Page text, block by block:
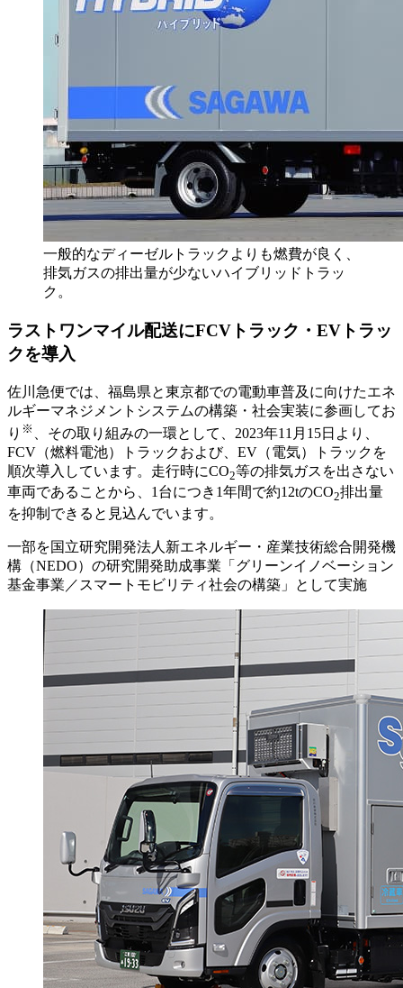
一般的なディーゼルトラックよりも燃費が良く、
排気ガスの排出量が少ないハイブリッドトラッ
ク。
ラストワンマイル配送にFCVトラック・EVトラッ
クを導入
佐川急便では、福島県と東京都での電動車普及に向けたエネ
ルギーマネジメントシステムの構築・社会実装に参画してお
り ※
、その取り組みの一環として、2023年11月15日より、
FCV（燃料電池）トラックおよび、EV（電気）トラックを
順次導入しています。走行時にCO2等の排気ガスを出さない
車両であることから、1台につき1年間で約12tのCO2排出量
を抑制できると見込んでいます。
一部を国立研究開発法人新エネルギー・産業技術総合開発機
構（NEDO）の研究開発助成事業「グリーンイノベーション
基金事業／スマートモビリティ社会の構築」として実施